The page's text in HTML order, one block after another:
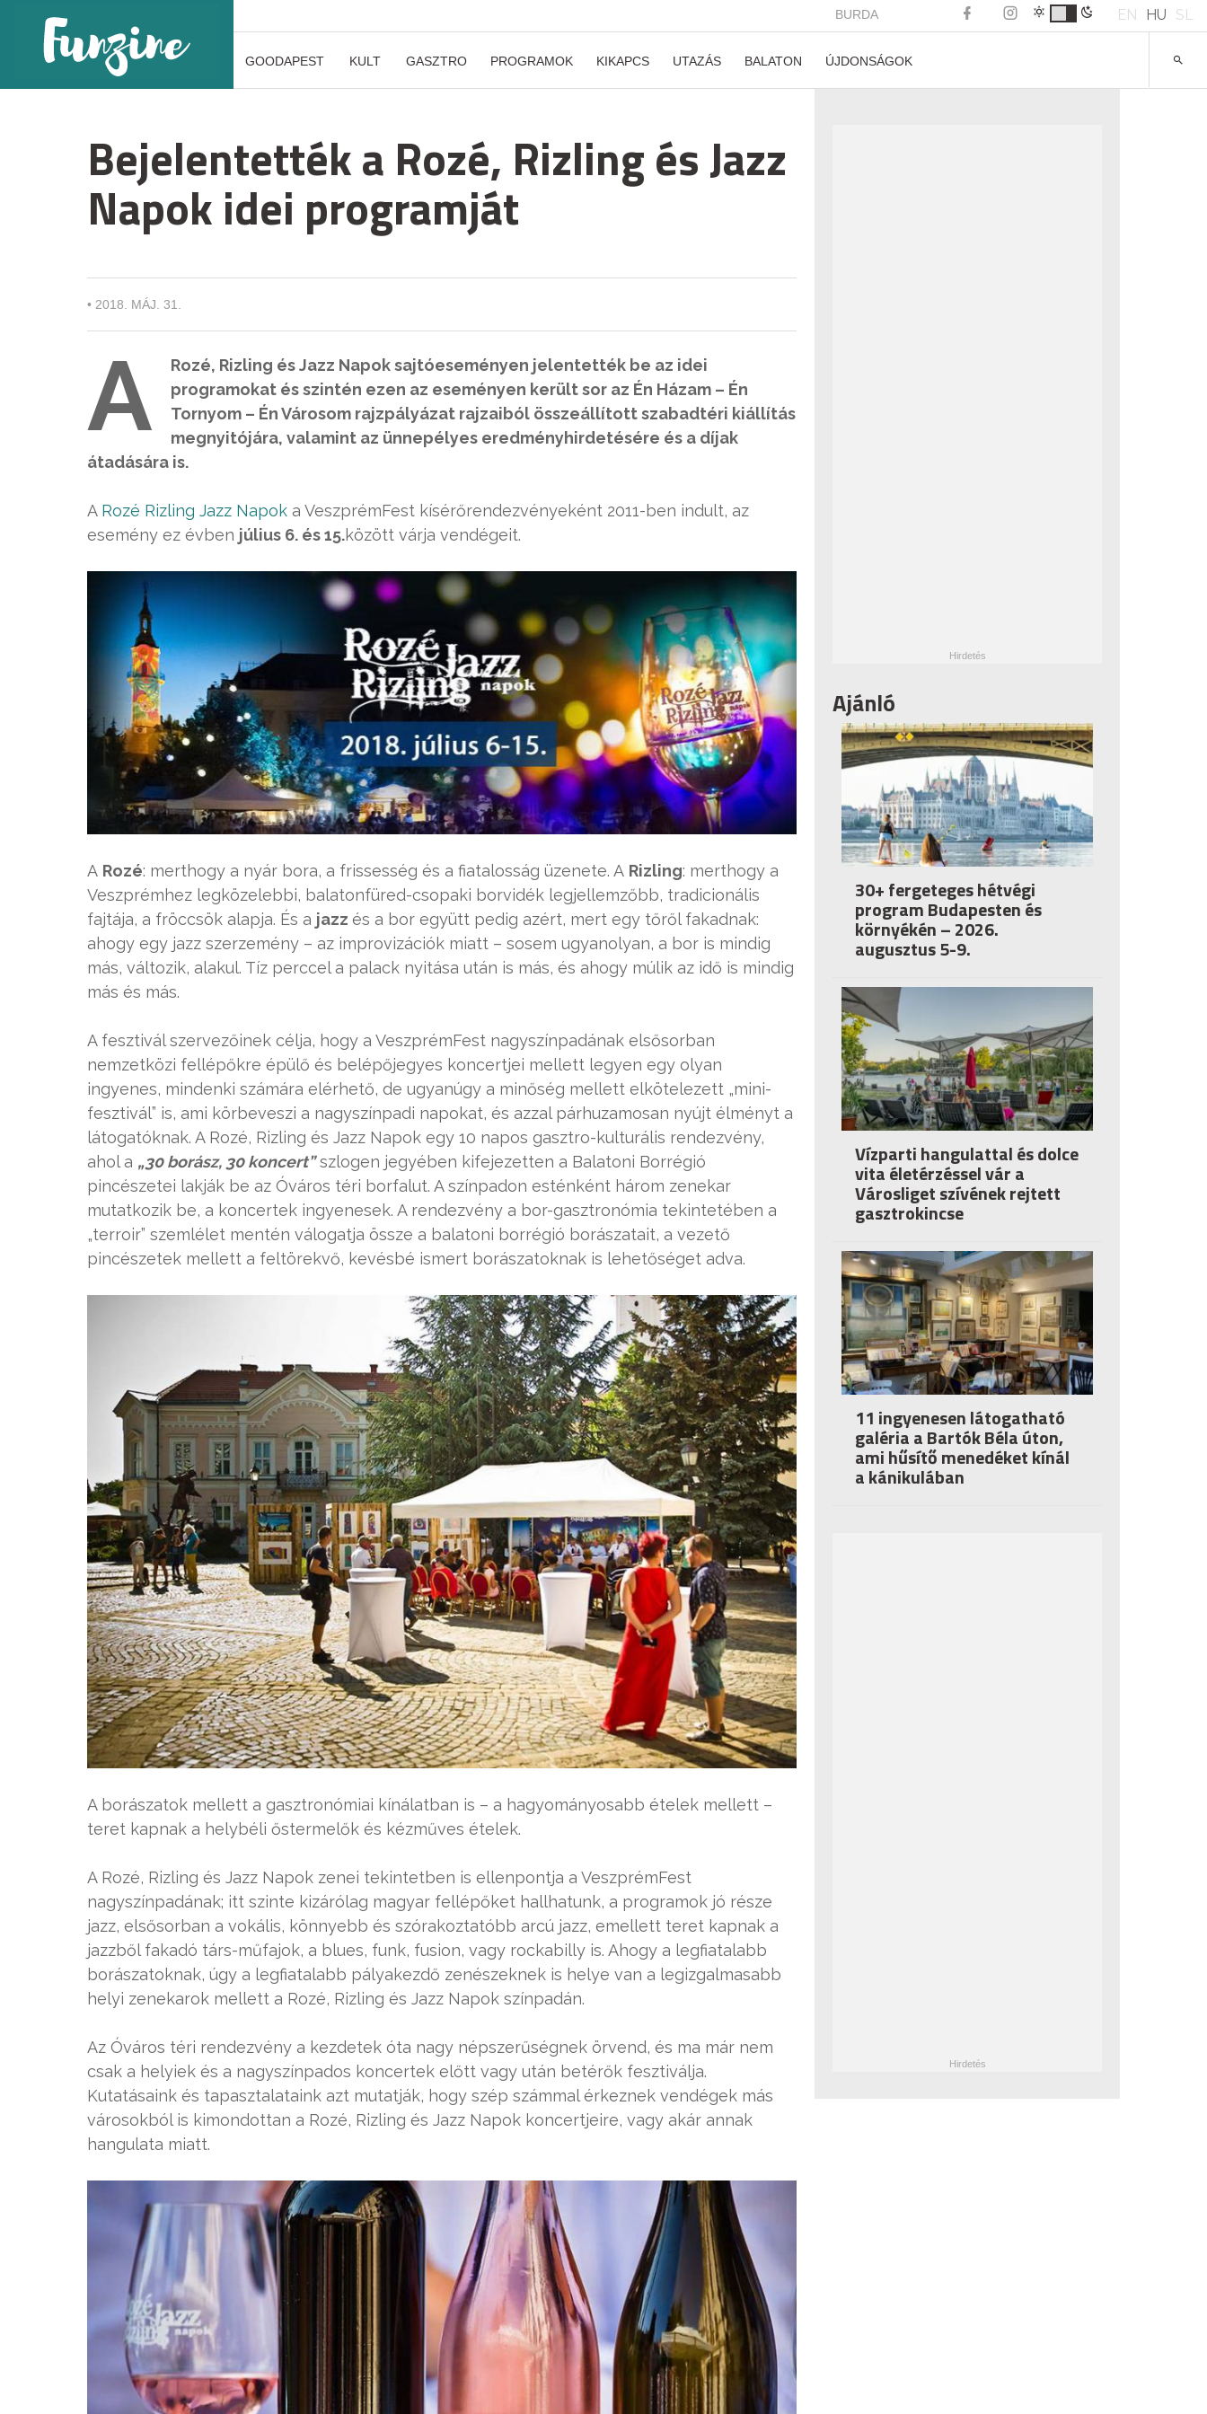
BURDA EN HU SL
GOODAPEST KULT GASZTRO PROGRAMOK KIKAPCS UTAZÁS BALATON ÚJDONSÁGOK
Bejelentették a Rozé, Rizling és Jazz
Napok idei programját
• 2018. MÁJ. 31.
A
Rozé, Rizling és Jazz Napok sajtóeseményen jelentették be az idei
programokat és szintén ezen az eseményen került sor az Én Házam – Én
Tornyom – Én Városom rajzpályázat rajzaiból összeállított szabadtéri kiállítás
megnyitójára, valamint az ünnepélyes eredményhirdetésére és a díjak
átadására is.
A Rozé Rizling Jazz Napok a VeszprémFest kísérőrendezvényeként 2011-ben indult, az
esemény ez évben július 6. és 15.között várja vendégeit.
A Rozé: merthogy a nyár bora, a frissesség és a fiatalosság üzenete. A Rizling: merthogy a
Veszprémhez legközelebbi, balatonfüred-csopaki borvidék legjellemzőbb, tradicionális
fajtája, a fröccsök alapja. És a jazz és a bor együtt pedig azért, mert egy tőről fakadnak:
ahogy egy jazz szerzemény – az improvizációk miatt – sosem ugyanolyan, a bor is mindig
más, változik, alakul. Tíz perccel a palack nyitása után is más, és ahogy múlik az idő is mindig
más és más.
A fesztivál szervezőinek célja, hogy a VeszprémFest nagyszínpadának elsősorban
nemzetközi fellépőkre épülő és belépőjegyes koncertjei mellett legyen egy olyan
ingyenes, mindenki számára elérhető, de ugyanúgy a minőség mellett elkötelezett „mini-
fesztivál” is, ami körbeveszi a nagyszínpadi napokat, és azzal párhuzamosan nyújt élményt a
látogatóknak. A Rozé, Rizling és Jazz Napok egy 10 napos gasztro-kulturális rendezvény,
ahol a „30 borász, 30 koncert”szlogen jegyében kifejezetten a Balatoni Borrégió
pincészetei lakják be az Óváros téri borfalut. A színpadon esténként három zenekar
mutatkozik be, a koncertek ingyenesek. A rendezvény a bor-gasztronómia tekintetében a
„terroir” szemlélet mentén válogatja össze a balatoni borrégió borászatait, a vezető
pincészetek mellett a feltörekvő, kevésbé ismert borászatoknak is lehetőséget adva.
A borászatok mellett a gasztronómiai kínálatban is – a hagyományosabb ételek mellett –
teret kapnak a helybéli őstermelők és kézműves ételek.
A Rozé, Rizling és Jazz Napok zenei tekintetben is ellenpontja a VeszprémFest
nagyszínpadának; itt szinte kizárólag magyar fellépőket hallhatunk, a programok jó része
jazz, elsősorban a vokális, könnyebb és szórakoztatóbb arcú jazz, emellett teret kapnak a
jazzből fakadó társ-műfajok, a blues, funk, fusion, vagy rockabilly is. Ahogy a legfiatalabb
borászatoknak, úgy a legfiatalabb pályakezdő zenészeknek is helye van a legizgalmasabb
helyi zenekarok mellett a Rozé, Rizling és Jazz Napok színpadán.
Az Óváros téri rendezvény a kezdetek óta nagy népszerűségnek örvend, és ma már nem
csak a helyiek és a nagyszínpados koncertek előtt vagy után betérők fesztiválja.
Kutatásaink és tapasztalataink azt mutatják, hogy szép számmal érkeznek vendégek más
városokból is kimondottan a Rozé, Rizling és Jazz Napok koncertjeire, vagy akár annak
hangulata miatt.
Ajánló
30+ fergeteges hétvégi
program Budapesten és
környékén – 2026.
augusztus 5-9.
Vízparti hangulattal és dolce
vita életérzéssel vár a
Városliget szívének rejtett
gasztrokincse
11 ingyenesen látogatható
galéria a Bartók Béla úton,
ami hűsítő menedéket kínál
a kánikulában